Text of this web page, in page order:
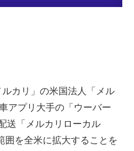
カリ」の米国法人「メル
アプリ大手の「ウーバー
送「メルカリローカル
囲を全米に拡大することを